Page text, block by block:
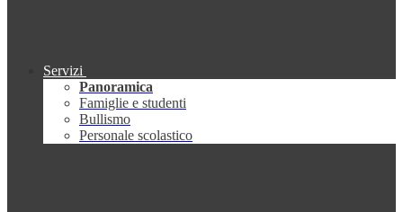
Servizi
Panoramica
Famiglie e studenti
Bullismo
Personale scolastico